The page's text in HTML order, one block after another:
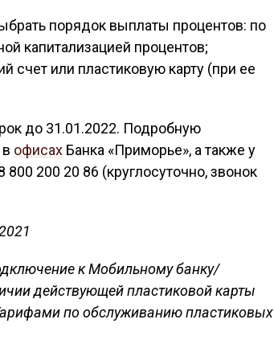
порядок выплаты процентов: по
капитализацией процентов;
счет или пластиковую карту (при ее
до 31.01.2022. Подробную
офисах Банка «Приморье», а также у
800 200 20 86 (круглосуточно, звонок
к Мобильному банку/
действующей пластиковой карты
по обслуживанию пластиковых